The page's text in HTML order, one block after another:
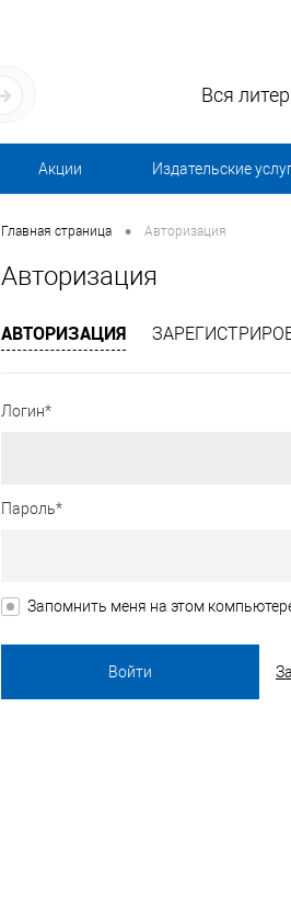
Вся
Акции Издательские
Главная страница • Авторизация
Авторизация
АВТОРИЗАЦИЯ
Логин*
Пароль*
Запомнить меня на этом